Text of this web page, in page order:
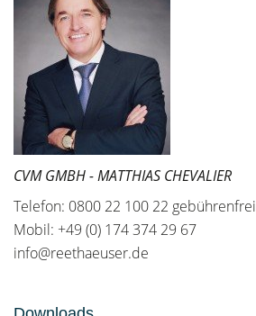
CVM GMBH - MATTHIAS CHEVALIER
Telefon: 0800 22 100 22 gebührenfrei
Mobil: +49 (0) 174 374 29 67
info@reethaeuser.de